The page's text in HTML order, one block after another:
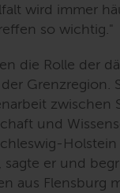
wird immer
so wichtig."
die Rolle der
Grenzregion.
zwischen
und
, sagte er und
aus Flensburg